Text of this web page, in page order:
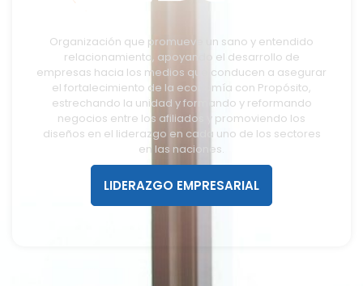
Organización que promueve un sano y entendido
relacionamiento, apoyando el desarrollo de
empresas hacia los medios que conducen a asegurar
el fortalecimiento de la economía con Propósito,
estrechando la unidad y formando y reformando
negocios entre los afiliados y promoviendo los
diseños en el liderazgo en cada uno de los sectores
en las naciones.
LIDERAZGO EMPRESARIAL